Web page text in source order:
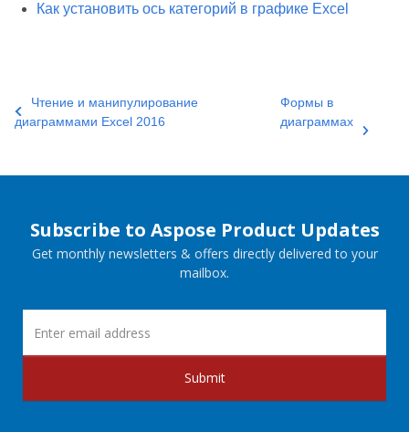
Как установить ось категорий в графике Excel
Чтение и манипулирование
диаграммами Excel 2016
Формы в
диаграммах
Subscribe to Aspose Product Updates
Get monthly newsletters & offers directly delivered to your
mailbox.
Submit